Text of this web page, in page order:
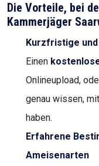
Die Vorteile, bei
Kammerjäger
Kurzfristige
Einen
Onlineupload,
genau wissen,
haben.
Erfahrene
Ameisenarten